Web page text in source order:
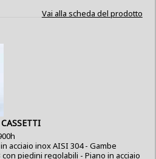
Vai alla scheda del prodotto
acciaio inox AISI 304 - Gambe
piedini regolabili - Piano in acciaio